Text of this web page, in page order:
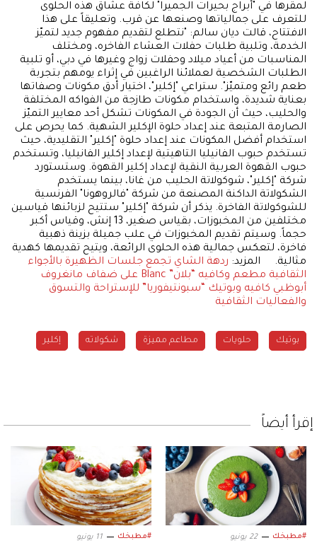
لمقرها في "أبراج بحيرات الجميرا" لكافة عشّاق هذه الحلوى
للتعرف على جمالياتها وصنعها عن قرب. وتعليقاً على هذا
الافتتاح، قالت ديان سالم: "نتطلع لتقديم مفهوم جديد لتميّز
الخدمة، وتلبية طلبات حفلات العشاء الفاخره، ومختلف
المناسبات من أعياد ميلاد وحفلات زواج وغيرها في دبي، أو تلبية
الطلبات الشخصية لعملائنا الراغبين في إثراء يومهم بتجربة
طعم رائع ومتميّز". ستراعي "إكلير"، اختيار أدق مكونات وصفاتها
بعناية شديدة، واستخدام مكونات طازجة من الفواكه المختلفة
والحليب، حيث أن الجودة في المكونات تشكل أحد معايير التميّز
الصارمة المتبعة عند إعداد حلوة الإكلير الشهية. كما يحرص على
استخدام أفضل المكونات عند إعداد حلوة "إكلير" التقليدية، حيث
تستخدم حبوب الفانيليا التاهيتية لإعداد إكلير الفانيليا، وتستخدم
حبوب القهوة العربية النقية لإعداد إكلير القهوة. وستستورد
شركة "إكلير"، شوكولاتة الحليب من غانا، بينما يستخدم
الشكولاتة الداكنة المصنعة من شركة "فالروهونا" الفرنسية
للشوكولاتة الفاخرة. يذكر أن شركة "إكلير" ستتيح لزبائنها قياسين
مختلفين من المخبوزات، بقياس صغير، 13 إنش، وقياس أكبر
حجماً. وسيتم تقديم المخبوزات في علب جميلة بزينة ذهبية
فاخرة، لتعكس جمالية هذه الحلوى الرائعة، ويتيح تقديمها كهدية
مثالية. المزيد: ردهة الشاي تجمع جلسات الظهيرة بالأجواء
الثقافية
مطعم وكافيه “بلان” Blanc على ضفاف مانغروف
أبوظبي كافيه وبوتيك “سبونتيفوريا” للإستراحة والتسوق
والفعاليات الثقافية
بوتيك حلويات مطاعم مميزة شكولاته إكلير
إقرأ أيضاً
#مطبخك 22 يونيو #مطبخك 11 يونيو